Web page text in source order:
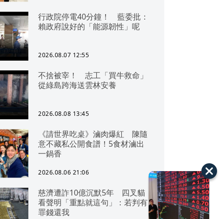
行政院停電40分鐘！ 藍委批：
賴政府說好的「能源韌性」呢
2026.08.07 12:55
不捨被宰！ 志工「買牛救命」
從綠島跨海送雲林安養
2026.08.08 13:45
《請世界吃桌》滷肉爆紅 陳隨
意不藏私公開食譜！5食材滷出
一鍋香
2026.08.06 21:06
慈濟遭詐10億沉默5年 四叉貓
看聲明「重點就這句」：若判有
罪錢還我